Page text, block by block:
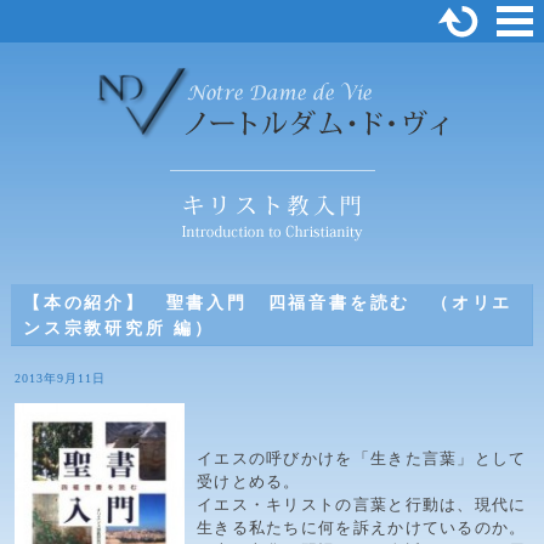
【本の紹介】 聖書入門 四福音書を読む （オリエ
ンス宗教研究所 編）
2013年9月11日
イエスの呼びかけを「生きた言葉」として
受けとめる。
イエス・キリストの言葉と行動は、現代に
生きる私たちに何を訴えかけているのか。